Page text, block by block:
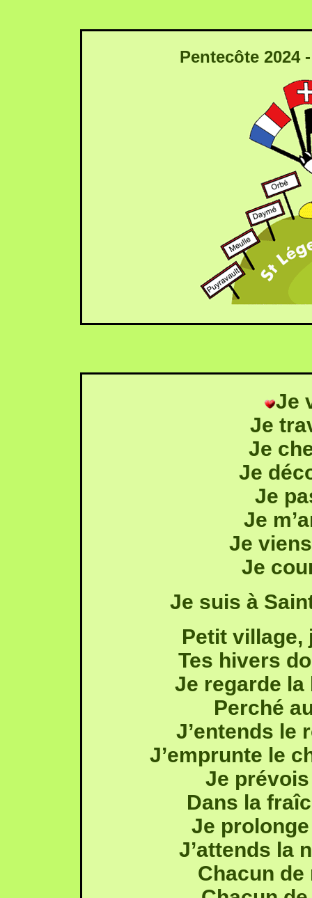
Pentecôte 2024
Je
Je
Je
Je
Je
Je
Je
Je
Je suis à
Petit village,
Tes hivers
Je regarde
Perché
J’entends le
J’emprunte le
Je
Dans la
Je
J’attends la
Chacun de